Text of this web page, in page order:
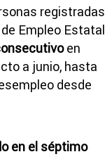
registradas
Empleo Estatal
en
a junio, hasta
desde
en el séptimo